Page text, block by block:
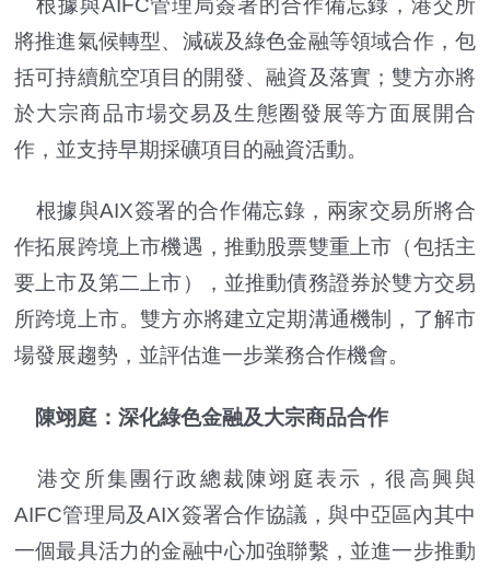
根據與AIFC管理局簽署的合作備忘錄，港交所
將推進氣候轉型、減碳及綠色金融等領域合作，包
括可持續航空項目的開發、融資及落實；雙方亦將
於大宗商品市場交易及生態圈發展等方面展開合
作，並支持早期採礦項目的融資活動。
根據與AIX簽署的合作備忘錄，兩家交易所將合
作拓展跨境上市機遇，推動股票雙重上市（包括主
要上市及第二上市），並推動債務證券於雙方交易
所跨境上市。雙方亦將建立定期溝通機制，了解市
場發展趨勢，並評估進一步業務合作機會。
陳翊庭：深化綠色金融及大宗商品合作
港交所集團行政總裁陳翊庭表示，很高興與
AIFC管理局及AIX簽署合作協議，與中亞區內其中
一個最具活力的金融中心加強聯繫，並進一步推動